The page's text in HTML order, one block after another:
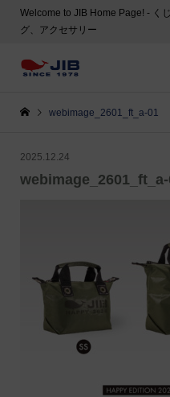
Welcome to JIB Home Page! ‐ く
グ、アクセサリー
webimage_2601_ft_a-01
2025.12.24